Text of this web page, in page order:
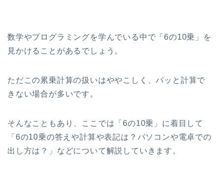
数学やプログラミングを学んでいる中で「6の10乗」を
見かけることがあるでしょう。
ただこの累乗計算の扱いはややこしく、パッと計算で
きない場合が多いです。
そんなこともあり、ここでは「6の10乗」に着目して
「6の10乗の答えや計算や表記は？パソコンや電卓での
出し方は？」などについて解説していきます。